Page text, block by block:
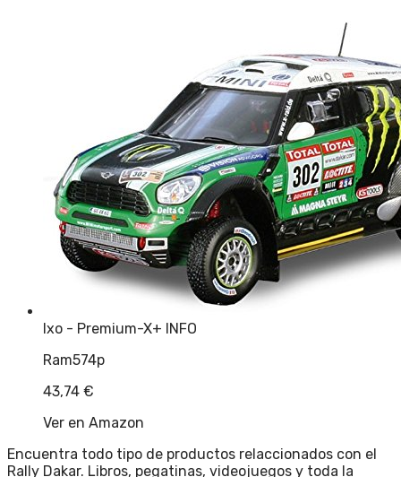
Ixo - Premium-X+ INFO
Ram574p
43,74 €
Ver en Amazon
Encuentra todo tipo de productos relaccionados con el
Rally Dakar. Libros, pegatinas, videojuegos y toda la